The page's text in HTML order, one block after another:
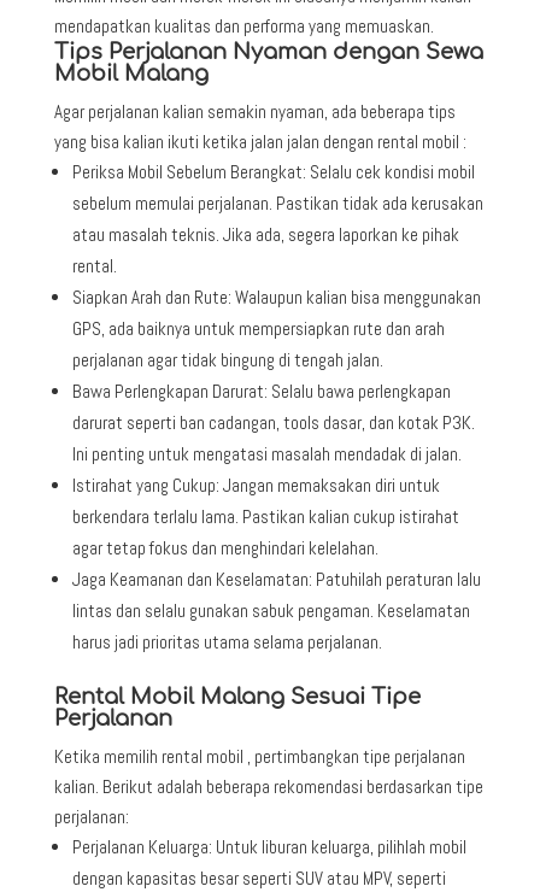
mendapatkan kualitas dan performa yang memuaskan.
Tips Perjalanan Nyaman dengan Sewa
Mobil Malang
Agar perjalanan kalian semakin nyaman, ada beberapa tips
yang bisa kalian ikuti ketika jalan jalan dengan rental mobil :
Periksa Mobil Sebelum Berangkat: Selalu cek kondisi mobil
sebelum memulai perjalanan. Pastikan tidak ada kerusakan
atau masalah teknis. Jika ada, segera laporkan ke pihak
rental.
Siapkan Arah dan Rute: Walaupun kalian bisa menggunakan
GPS, ada baiknya untuk mempersiapkan rute dan arah
perjalanan agar tidak bingung di tengah jalan.
Bawa Perlengkapan Darurat: Selalu bawa perlengkapan
darurat seperti ban cadangan, tools dasar, dan kotak P3K.
Ini penting untuk mengatasi masalah mendadak di jalan.
Istirahat yang Cukup: Jangan memaksakan diri untuk
berkendara terlalu lama. Pastikan kalian cukup istirahat
agar tetap fokus dan menghindari kelelahan.
Jaga Keamanan dan Keselamatan: Patuhilah peraturan lalu
lintas dan selalu gunakan sabuk pengaman. Keselamatan
harus jadi prioritas utama selama perjalanan.
Rental Mobil Malang Sesuai Tipe
Perjalanan
Ketika memilih rental mobil , pertimbangkan tipe perjalanan
kalian. Berikut adalah beberapa rekomendasi berdasarkan tipe
perjalanan:
Perjalanan Keluarga: Untuk liburan keluarga, pilihlah mobil
dengan kapasitas besar seperti SUV atau MPV, seperti